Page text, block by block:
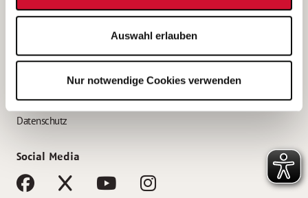
Auswahl erlauben
Nur notwendige Cookies verwenden
AWO Gliederungen nach Bundesland
Impressum
Datenschutz
Social Media